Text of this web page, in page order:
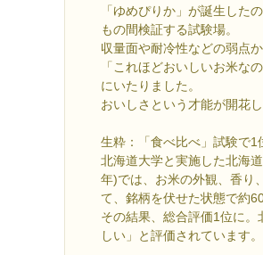
「ゆめぴりか」が誕生した
もの間検証する試験場。
収量面や耐冷性などの弱点
「これほどおいしいお米な
にいたりました。
おいしさという才能が開花し
生粋：「食べ比べ」試験で1
北海道大学と実施した北海
年)では、お米の外観、香り
て、銘柄を伏せた状態で約
その結果、総合評価1位に
しい」と評価されています。